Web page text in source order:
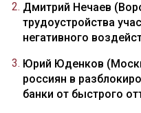
Дмитрий Нечаев
трудоустройства
негативного
Юрий Юденков
россиян в
банки от быстрого